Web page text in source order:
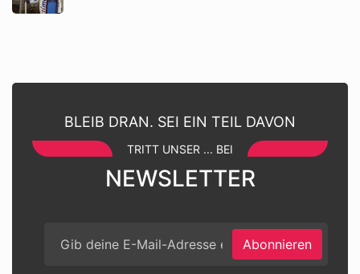
BLEIB DRAN. SEI EIN TEIL DAVON
TRITT UNSER ... BEI
NEWSLETTER
Abonnieren